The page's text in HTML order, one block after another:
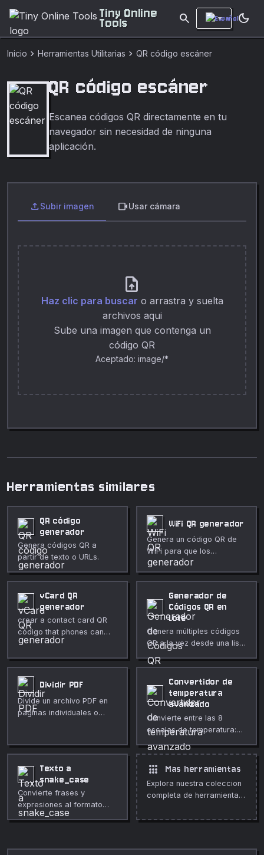
Tiny Online
Tools search dark_mode
Inicio chevron_right Herramientas Utilitarias chevron_right QR código escáner
QR código escáner
Escanea códigos QR directamente en tu
navegador sin necesidad de ninguna
aplicación.
uploadSubir imagen videocamUsar cámara
upload_file
Haz clic para buscar o arrastra y suelta
archivos aqui
Sube una imagen que contenga un
código QR
Aceptado: image/*
Herramientas similares
QR código
generador
Genera códigos QR a
partir de texto o URLs.
WiFi QR generador
Genera un código QR de
WiFi para que los
teléfonos se conecten a tu
red con solo escanearlo.
vCard QR
generador
crear a contact card QR
código that phones can
escanear a add contacts
directly.
Generador de
Códigos QR en
Lote
Genera múltiples códigos
QR a la vez desde una lista
de URLs o textos.
Dividir PDF
Divide un archivo PDF en
paginas individuales o
Convertidor de
temperatura
avanzado
Convierte entre las 8
escalas de temperatura:
Celsius, Fahrenheit, Kelvin,
Rankine, Delisle, Newton,
Reaumur y Romer.
Texto a
snake_case
Convierte frases y
expresiones al formato
snake_case.
apps Mas herramientas
Explora nuestra coleccion
completa de herramientas